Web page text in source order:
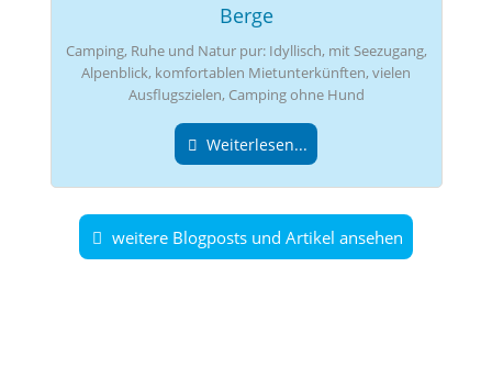
Berge
Camping, Ruhe und Natur pur: Idyllisch, mit Seezugang,
Alpenblick, komfortablen Mietunterkünften, vielen
Ausflugszielen, Camping ohne Hund
Weiterlesen...
weitere Blogposts und Artikel ansehen